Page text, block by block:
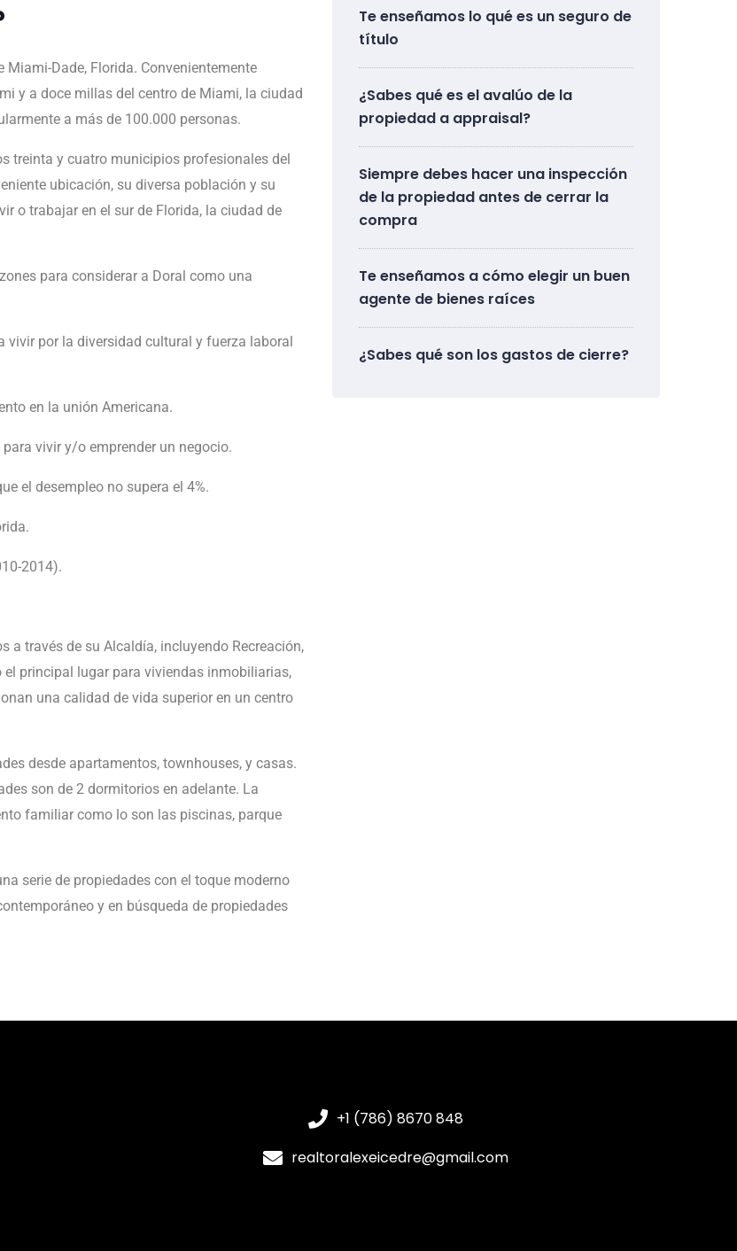
Dade, Florida. Convenientemente
y a doce millas del centro de Miami, la ciudad
a más de 100.000 personas.
treinta y cuatro municipios profesionales del
ubicación, su diversa población y su
o trabajar en el sur de Florida, la ciudad de
para considerar a Doral como una
vivir por la diversidad cultural y fuerza laboral
en la unión Americana.
vivir y/o emprender un negocio.
el desempleo no supera el 4%.
2014).
a través de su Alcaldía, incluyendo Recreación,
principal lugar para viviendas inmobiliarias,
una calidad de vida superior en un centro
desde apartamentos, townhouses, y casas.
son de 2 dormitorios en adelante. La
familiar como lo son las piscinas, parque
serie de propiedades con el toque moderno
y en búsqueda de propiedades
Te enseñamos lo qué es un seguro de
título
¿Sabes qué es el avalúo de la
propiedad a appraisal?
Siempre debes hacer una inspección
de la propiedad antes de cerrar la
compra
Te enseñamos a cómo elegir un buen
agente de bienes raíces
¿Sabes qué son los gastos de cierre?
+1 (786) 8670 848
realtoralexeicedre@gmail.com